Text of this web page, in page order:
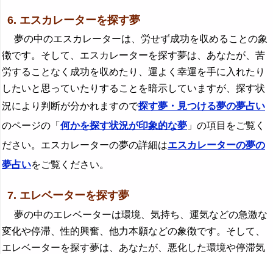
6. エスカレーターを探す夢
夢の中のエスカレーターは、労せず成功を収めることの象
徴です。そして、エスカレーターを探す夢は、あなたが、苦
労することなく成功を収めたり、運よく幸運を手に入れたり
したいと思っていたりすることを暗示していますが、探す状
況により判断が分かれますので探す夢・見つける夢の夢占い
のページの「 何かを探す状況が印象的な夢 」の項目をご覧く
ださい。エスカレーターの夢の詳細はエスカレーターの夢の
夢占いをご覧ください。
7. エレベーターを探す夢
夢の中のエレベーターは環境、気持ち、運気などの急激な
変化や停滞、性的興奮、他力本願などの象徴です。そして、
エレベーターを探す夢は、あなたが、悪化した環境や停滞気